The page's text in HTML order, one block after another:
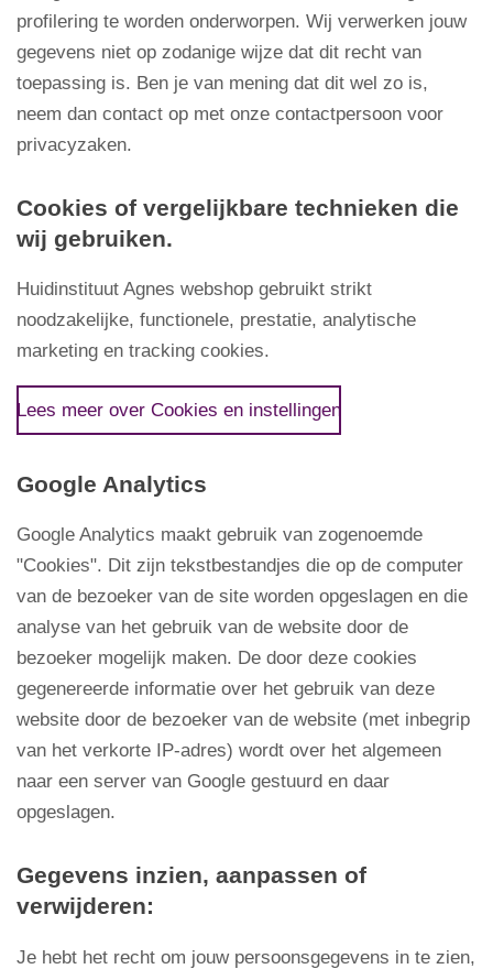
profilering te worden onderworpen. Wij verwerken jouw
gegevens niet op zodanige wijze dat dit recht van
toepassing is. Ben je van mening dat dit wel zo is,
neem dan contact op met onze contactpersoon voor
privacyzaken.
Cookies of vergelijkbare technieken die
wij gebruiken.
Huidinstituut Agnes webshop gebruikt strikt
noodzakelijke, functionele, prestatie, analytische
marketing en tracking cookies.
Lees meer over Cookies en instellingen
Google Analytics
Google Analytics maakt gebruik van zogenoemde
"Cookies". Dit zijn tekstbestandjes die op de computer
van de bezoeker van de site worden opgeslagen en die
analyse van het gebruik van de website door de
bezoeker mogelijk maken. De door deze cookies
gegenereerde informatie over het gebruik van deze
website door de bezoeker van de website (met inbegrip
van het verkorte IP-adres) wordt over het algemeen
naar een server van Google gestuurd en daar
opgeslagen.
Gegevens inzien, aanpassen of
verwijderen:
Je hebt het recht om jouw persoonsgegevens in te zien,